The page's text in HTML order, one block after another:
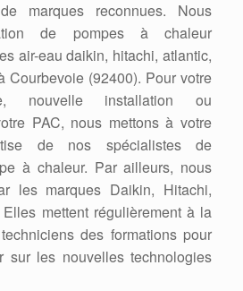
marques reconnues. Nous
de pompes à chaleur
air-eau daikin, hitachi, atlantic,
Courbevoie (92400). Pour votre
nouvelle installation ou
PAC, nous mettons à votre
de nos spécialistes de
à chaleur. Par ailleurs, nous
les marques Daikin, Hitachi,
mettent régulièrement à la
des formations pour
sur les nouvelles technologies